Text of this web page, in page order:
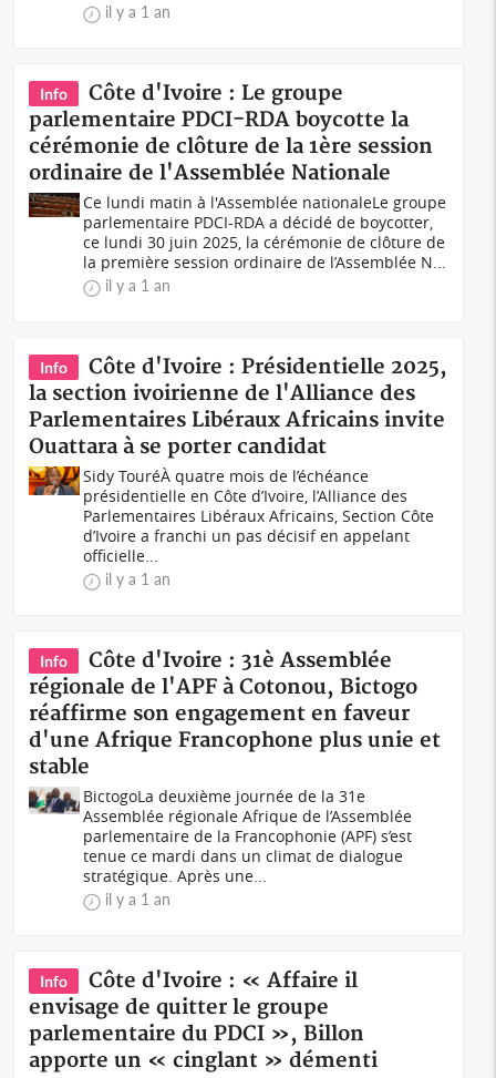
il y a 1 an
Info
Côte d'Ivoire : Le groupe
parlementaire PDCI-RDA boycotte la
cérémonie de clôture de la 1ère session
ordinaire de l'Assemblée Nationale
Ce lundi matin à l'Assemblée nationaleLe groupe
parlementaire PDCI-RDA a décidé de boycotter,
ce lundi 30 juin 2025, la cérémonie de clôture de
la première session ordinaire de l’Assemblée N...
il y a 1 an
Info
Côte d'Ivoire : Présidentielle 2025,
la section ivoirienne de l'Alliance des
Parlementaires Libéraux Africains invite
Ouattara à se porter candidat
Sidy TouréÀ quatre mois de l’échéance
présidentielle en Côte d’Ivoire, l’Alliance des
Parlementaires Libéraux Africains, Section Côte
d’Ivoire a franchi un pas décisif en appelant
officielle...
il y a 1 an
Info
Côte d'Ivoire : 31è Assemblée
régionale de l'APF à Cotonou, Bictogo
réaffirme son engagement en faveur
d'une Afrique Francophone plus unie et
stable
BictogoLa deuxième journée de la 31e
Assemblée régionale Afrique de l’Assemblée
parlementaire de la Francophonie (APF) s’est
tenue ce mardi dans un climat de dialogue
stratégique. Après une...
il y a 1 an
Info
Côte d'Ivoire : « Affaire il
envisage de quitter le groupe
parlementaire du PDCI », Billon
apporte un « cinglant » démenti